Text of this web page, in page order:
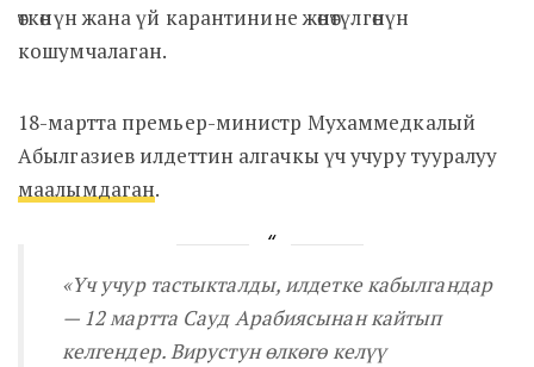
өткөнүн жана үй карантинине жөнөтүлгөнүн
кошумчалаган.
18-мартта премьер-министр Мухаммедкалый
Абылгазиев илдеттин алгачкы үч учуру тууралуу
маалымдаган.
«Үч учур тастыкталды, илдетке кабылгандар
— 12 мартта Сауд Арабиясынан кайтып
келгендер. Вирустун өлкөгө келүү